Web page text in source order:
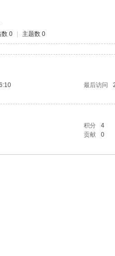
数 0 主题数 0
最后访问
积分 4
贡献 0